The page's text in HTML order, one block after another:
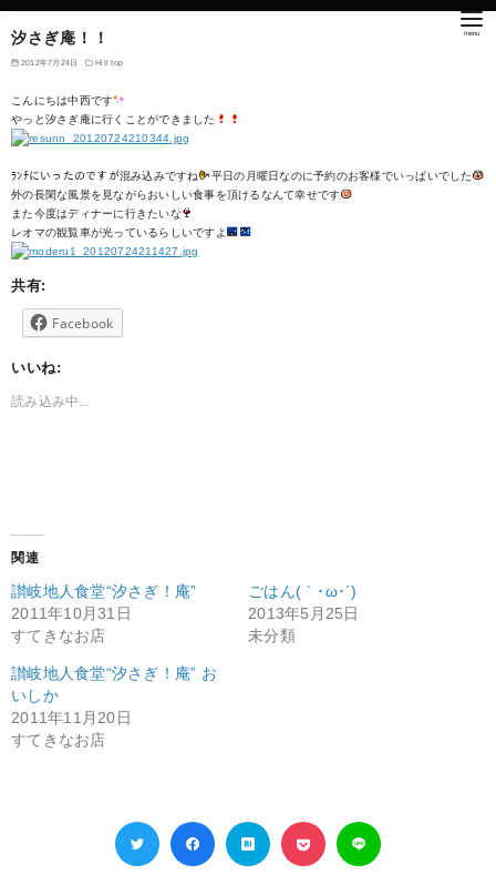
汐さぎ庵！！
2012年7月24日 Hill top
こんにちは中西です
やっと汐さぎ庵に行くことができました
ﾗﾝﾁにいったのですが混み込みですね
平日の月曜日なのに予約のお客様でいっぱいでした
外の長閑な風景を見ながらおいしい食事を頂けるなんて幸せです
また今度はディナーに行きたいな
レオマの観覧車が光っているらしいですよ
共有:
Facebook
いいね:
読み込み中...
関連
讃岐地人食堂“汐さぎ！庵”
2011年10月31日
すてきなお店
ごはん(｀･ω･´)
2013年5月25日
未分類
讃岐地人食堂“汐さぎ！庵” お
いしか
2011年11月20日
すてきなお店